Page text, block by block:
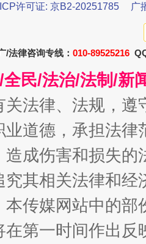
息 一
ICP许可证: 京B2-20251785
广
/法律咨询专线： 010-89525216
民/法治/法制/新
关法律、法规，
业道德，承担法
造成伤害和损失
究其相关法律和
本传媒网站中的
在第一时间作出